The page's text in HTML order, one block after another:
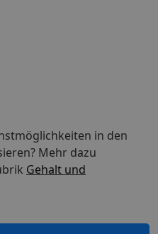
in den
Mehr dazu
Gehalt und